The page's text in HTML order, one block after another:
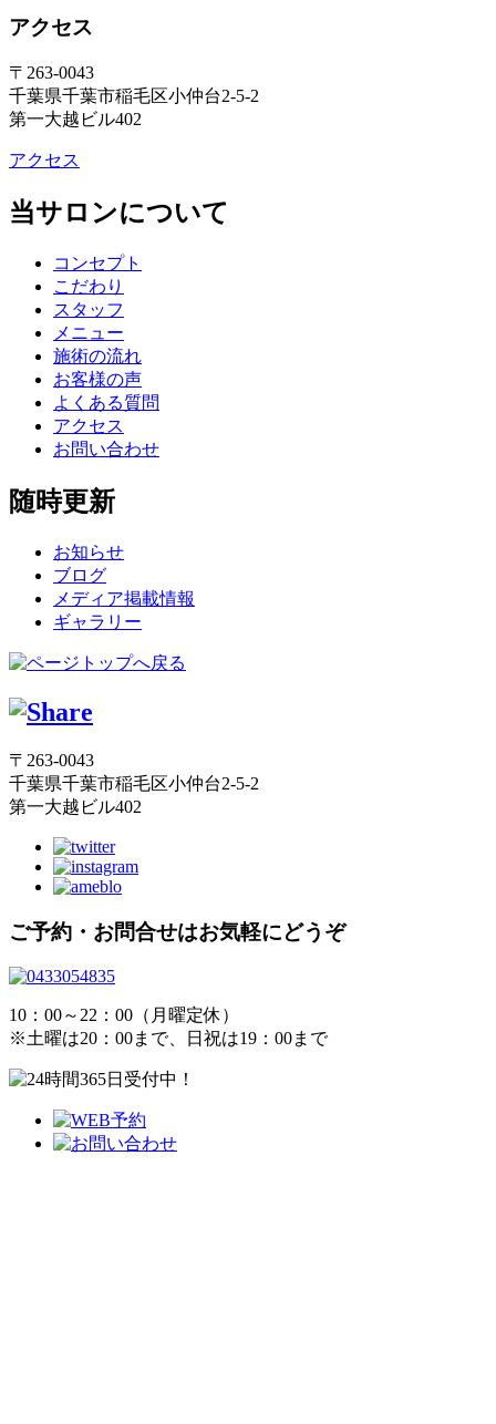
アクセス
〒263-0043
千葉県千葉市稲毛区小仲台2-5-2
第一大越ビル402
アクセス
当サロンについて
コンセプト
こだわり
スタッフ
メニュー
施術の流れ
お客様の声
よくある質問
アクセス
お問い合わせ
随時更新
お知らせ
ブログ
メディア掲載情報
ギャラリー
〒263-0043
千葉県千葉市稲毛区小仲台2-5-2
第一大越ビル402
ご予約・お問合せはお気軽にどうぞ
10：00～22：00（月曜定休）
※土曜は20：00まで、日祝は19：00まで